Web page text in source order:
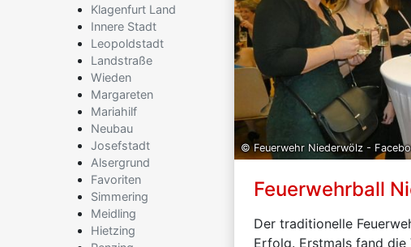
Klagenfurt Land
Innere Stadt
Leopoldstadt
Landstraße
Wieden
Margareten
Mariahilf
Neubau
Josefstadt
Alsergrund
Favoriten
Simmering
Meidling
Hietzing
© Feuerwehr Niederwölz -
Feuerwehrball
Der traditionelle
Erfolg. Erstmals fand